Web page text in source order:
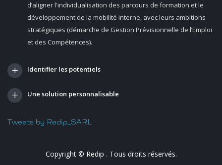
d’aligner l'individualisation des parcours de formation et le
développement de la mobilité interne, avec leurs ambitions
stratégiques (démarche de Gestion Prévisionnelle de l’Emploi
et des Compétences).
Identifier les potentiels
Une solution personnalisable
Tweets by Redip_SARL
Copyright © Redip . Tous droits réservés.